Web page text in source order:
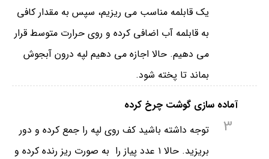
یک قابلمه مناسب می ریزیم، سپس به مقدار کافی
به قابلمه آب اضافی کرده و روی حرارت متوسط قرار
می دهیم. حالا اجازه می دهیم لپه درون آبجوش
بماند تا پخته شود.
آماده سازی گوشت چرخ کرده
3
توجه داشته باشید کف روی لپه را جمع کرده و دور
بریزید. حالا ۱ عدد پیاز را به صورت ریز رنده کرده و